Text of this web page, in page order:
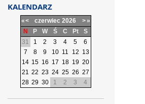
KALENDARZ
«< czerwiec 2026 >»
N
P W Ś C Pt
S
31
1 2 3 4 5
6
7
8 9 10 11 12 13
14 15 16 17 18 19 20
21 22 23 24 25 26 27
28 29 30 1 2 3 4